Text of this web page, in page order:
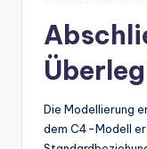
Die Modellierung
dem C4-Modell